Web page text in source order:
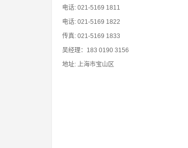
电话: 021-5169 1811
电话: 021-5169 1822
传真: 021-5169 1833
吴经理：183 0190 3156
地址: 上海市宝山区